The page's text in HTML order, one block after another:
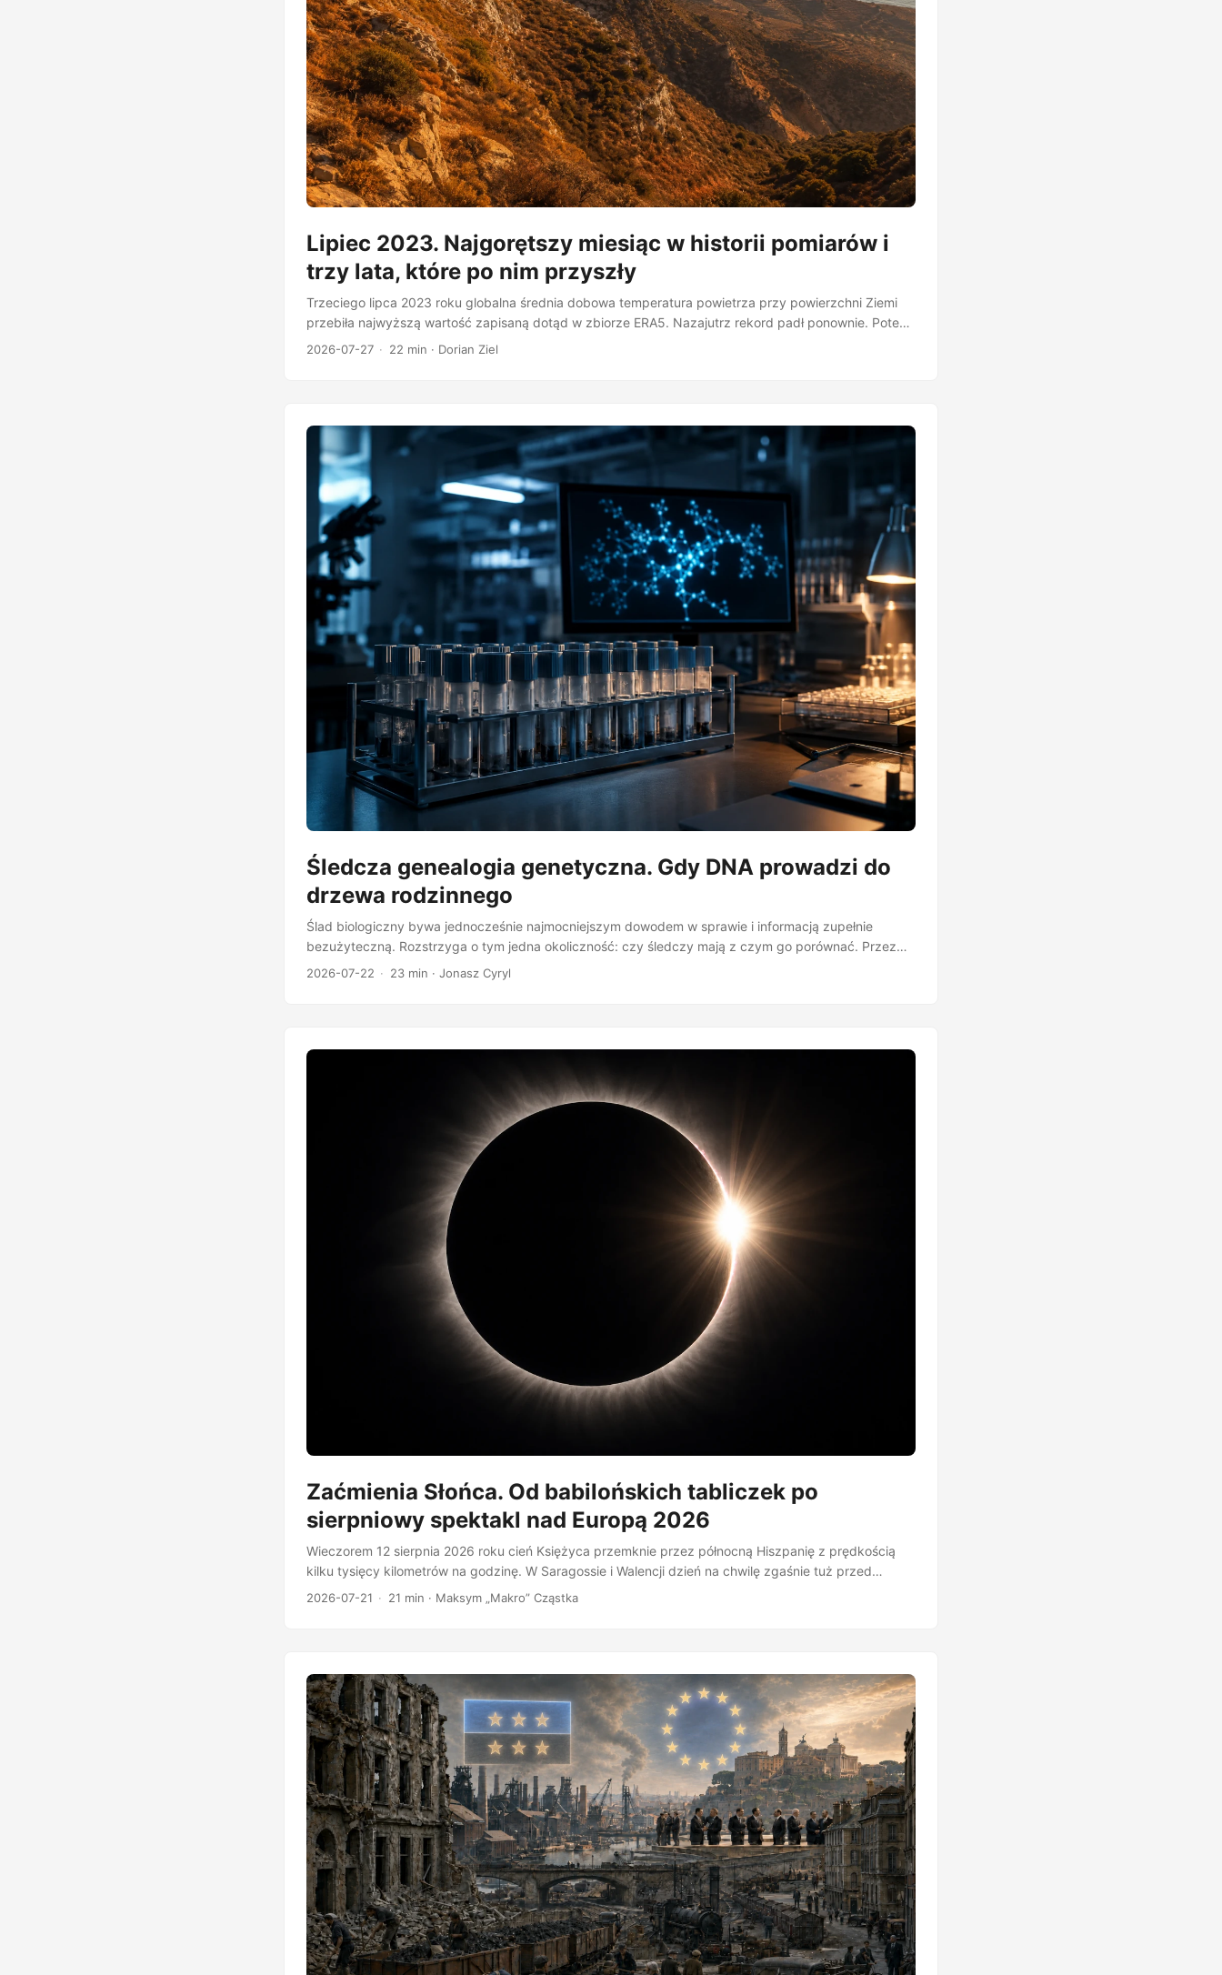
Lipiec 2023. Najgorętszy miesiąc w historii pomiarów i
trzy lata, które po nim przyszły
Trzeciego lipca 2023 roku globalna średnia dobowa temperatura powietrza przy powierzchni Ziemi
przebiła najwyższą wartość zapisaną dotąd w zbiorze ERA5. Nazajutrz rekord padł ponownie. Potem
jeszcze dwa razy, aż do 6 lipca, kiedy planetarny termometr zatrzymał się na 17,08°C. Przez
2026-07-27 22 min · Dorian Ziel
Śledcza genealogia genetyczna. Gdy DNA prowadzi do
drzewa rodzinnego
Ślad biologiczny bywa jednocześnie najmocniejszym dowodem w sprawie i informacją zupełnie
bezużyteczną. Rozstrzyga o tym jedna okoliczność: czy śledczy mają z czym go porównać. Przez
trzy dekady kryminalistyka opierała się na prostym schemacie. Z miejsca zdarzenia zabezpiecza się
leży materiał genetyczny bardzo dobrej jakości. Wiadomo, że pochodzi od sprawcy. Nie wiadomo, do
2026-07-22 23 min · Jonasz Cyryl
Zaćmienia Słońca. Od babilońskich tabliczek po
sierpniowy spektakl nad Europą 2026
Wieczorem 12 sierpnia 2026 roku cień Księżyca przemknie przez północną Hiszpanię z prędkością
kilku tysięcy kilometrów na godzinę. W Saragossie i Walencji dzień na chwilę zgaśnie tuż przed
zachodem, a nisko nad horyzontem rozbłyśnie perłowa korona słoneczna. Będzie to pierwsze
2026-07-21 21 min · Maksym „Makro” Cząstka